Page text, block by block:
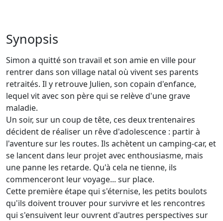
Synopsis
Simon a quitté son travail et son amie en ville pour
rentrer dans son village natal où vivent ses parents
retraités. Il y retrouve Julien, son copain d'enfance,
lequel vit avec son père qui se relève d'une grave
maladie.
Un soir, sur un coup de tête, ces deux trentenaires
décident de réaliser un rêve d'adolescence : partir à
l'aventure sur les routes. Ils achètent un camping-car, et
se lancent dans leur projet avec enthousiasme, mais
une panne les retarde. Qu'à cela ne tienne, ils
commenceront leur voyage... sur place.
Cette première étape qui s'éternise, les petits boulots
qu'ils doivent trouver pour survivre et les rencontres
qui s'ensuivent leur ouvrent d'autres perspectives sur